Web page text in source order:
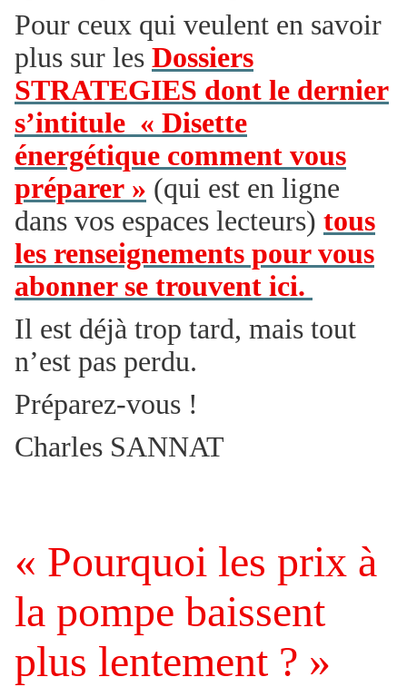
Pour ceux qui veulent en savoir
plus sur les Dossiers
STRATEGIES dont le dernier
s’intitule « Disette
énergétique comment vous
préparer » (qui est en ligne
dans vos espaces lecteurs) tous
les renseignements pour vous
abonner se trouvent ici.
Il est déjà trop tard, mais tout
n’est pas perdu.
Préparez-vous !
Charles SANNAT
« Pourquoi les prix à
la pompe baissent
plus lentement ? »